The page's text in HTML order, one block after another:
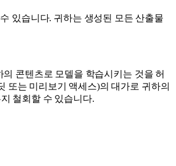
있습니다. 귀하는 생성된 모든 산출물
콘텐츠로 모델을 학습시키는 것을 허
또는 미리보기 액세스)의 대가로 귀하의
철회할 수 있습니다.